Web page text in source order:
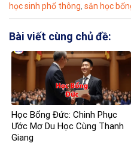
học sinh phổ thông, săn học
Bài viết cùng chủ đề:
Học Bổng Đức: Chinh Phục
Ước Mơ Du Học Cùng Thanh
Giang